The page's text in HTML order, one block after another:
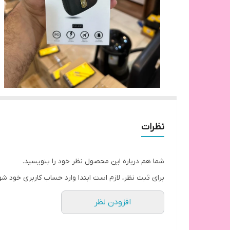
نظرات
شما هم درباره این محصول نظر خود را بنویسید.
برای ثبت نظر، لازم است ابتدا وارد حساب کاربری خود
افزودن نظر